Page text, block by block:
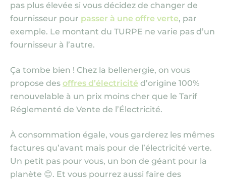
pas plus élevée si vous décidez de changer de
fournisseur pour passer à une offre verte, par
exemple. Le montant du TURPE ne varie pas d’un
fournisseur à l’autre.
Ça tombe bien ! Chez la bellenergie, on vous
propose des offres d’électricité d’origine 100%
renouvelable à un prix moins cher que le Tarif
Réglementé de Vente de l’Électricité.
À consommation égale, vous garderez les mêmes
factures qu’avant mais pour de l’électricité verte.
Un petit pas pour vous, un bon de géant pour la
planète 😊. Et vous pourrez aussi faire des